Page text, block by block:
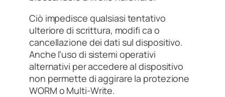
Ciò impedisce qualsiasi tentativo
ulteriore di scrittura, modifi ca o
cancellazione dei dati sul dispositivo.
Anche l’uso di sistemi operativi
alternativi per accedere al dispositivo
non permette di aggirare la protezione
WORM o Multi-Write.